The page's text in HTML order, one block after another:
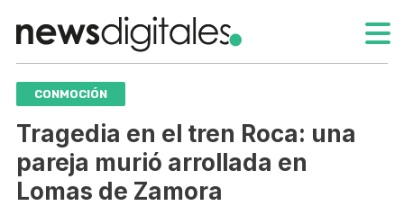
CONMOCIÓN
Tragedia en el tren Roca: una
pareja murió arrollada en
Lomas de Zamora